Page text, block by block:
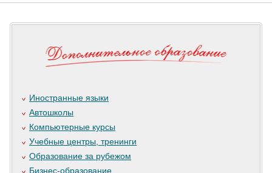
Иностранные языки
Автошколы
Компьютерные курсы
Учебные центры, тренинги
Образование за рубежом
Бизнес-образование